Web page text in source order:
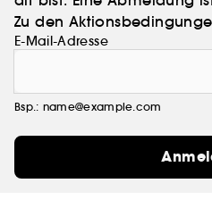
Zu den
E-Mail-Adresse
Bsp.: name@example.com